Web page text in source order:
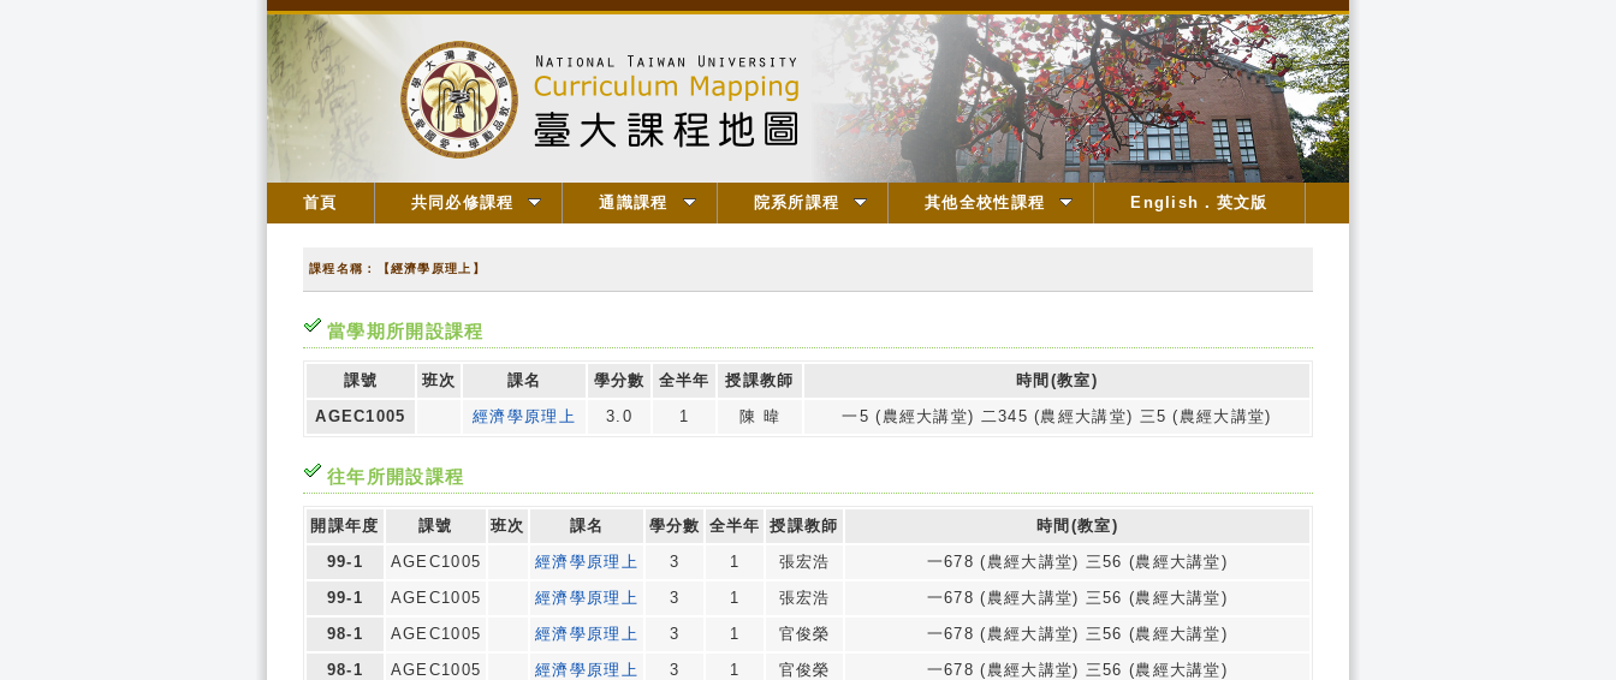
首頁 共同必修課程 通識課程 院系所課程 其他全校性課程 English．英文版
課程名稱：【經濟學原理上】
當學期所開設課程
課號 班次 課名 學分數 全半年 授課教師
時間(教室)
AGEC1005
經濟學原理上 3.0 1 陳 暐 一5 (農經大講堂) 二345 (農經大講堂) 三5 (農經大講堂)
往年所開設課程
開課年度 課號 班次 課名 學分數 全半年 授課教師
時間(教室)
99-1
AGEC1005 經濟學原理上 3 1 張宏浩
一678 (農經大講堂) 三56 (農經大講堂)
99-1
AGEC1005 經濟學原理上 3 1 張宏浩
一678 (農經大講堂) 三56 (農經大講堂)
98-1
AGEC1005 經濟學原理上 3 1 官俊榮
一678 (農經大講堂) 三56 (農經大講堂)
98-1
AGEC1005 經濟學原理上 3 1 官俊榮
一678 (農經大講堂) 三56 (農經大講堂)